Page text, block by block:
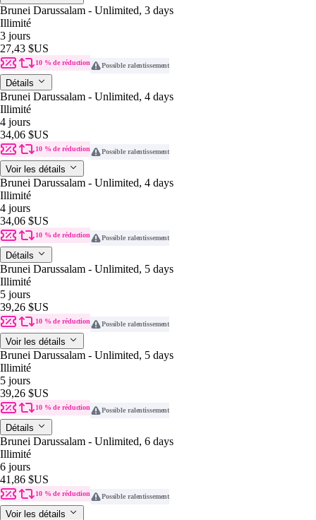
Brunei Darussalam - Unlimited, 3 days
Illimité
3 jours
27,43 $US
10 % de réduction Possible ralentissement
Détails
Brunei Darussalam - Unlimited, 4 days
Illimité
4 jours
34,06 $US
10 % de réduction Possible ralentissement
Voir les détails
Brunei Darussalam - Unlimited, 4 days
Illimité
4 jours
34,06 $US
10 % de réduction Possible ralentissement
Détails
Brunei Darussalam - Unlimited, 5 days
Illimité
5 jours
39,26 $US
10 % de réduction Possible ralentissement
Voir les détails
Brunei Darussalam - Unlimited, 5 days
Illimité
5 jours
39,26 $US
10 % de réduction Possible ralentissement
Détails
Brunei Darussalam - Unlimited, 6 days
Illimité
6 jours
41,86 $US
10 % de réduction Possible ralentissement
Voir les détails